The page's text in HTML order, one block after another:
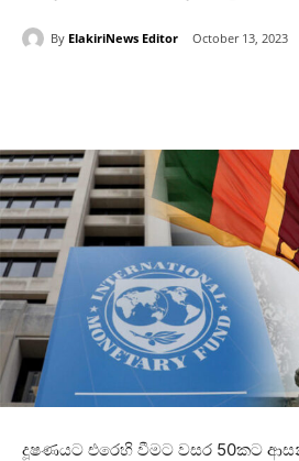
By ElakiriNews Editor October 13, 2023
දූෂණයට එරෙහි වීමට වසර 50කට